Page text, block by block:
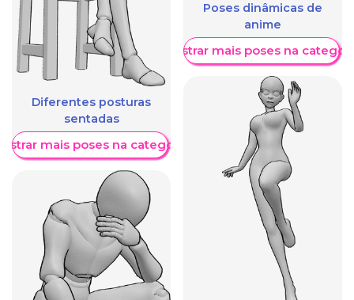
Diferentes posturas
sentadas
mais poses na categoria
Poses dinâmicas de
anime
Mostrar mais poses na